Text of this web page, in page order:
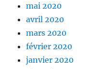
mai 2020
avril 2020
mars 2020
février 2020
janvier 2020